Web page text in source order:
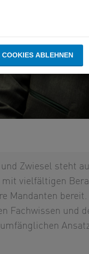
Zwiesel steht
vielfältigen
Mandanten
Fachwissen und
ABLEHNEN